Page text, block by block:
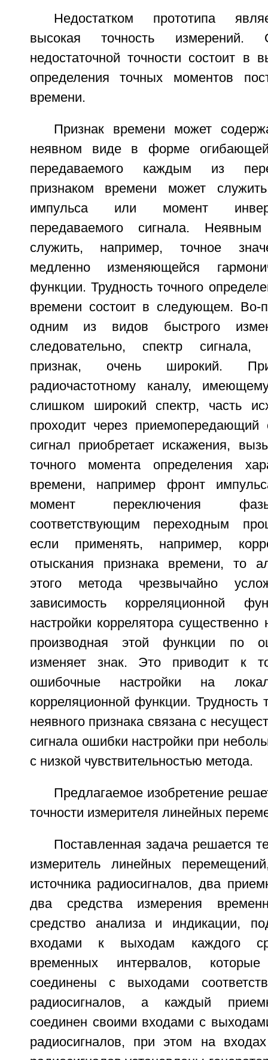
Недостатком прототипа
высокая точность
недостаточной точности состоит в
определения точных моментов
времени.
Признак времени может
неявном виде в форме
передаваемого каждым из
признаком времени может
импульса или момент
передаваемого сигнала.
служить, например, точное
медленно изменяющейся
функции. Трудность точного
времени состоит в следующем. Во-
одним из видов быстрого
следовательно, спектр сигнала,
признак, очень широкий.
радиочастотному каналу,
слишком широкий спектр, часть
проходит через приемопередающий
сигнал приобретает искажения,
точного момента определения
времени, например фронт
момент переключения
соответствующим переходным
если применять, например,
отыскания признака времени, то
этого метода чрезвычайно
зависимость корреляционной
настройки коррелятора
производная этой функции по
изменяет знак. Это приводит к
ошибочные настройки на
корреляционной функции. Трудность
неявного признака связана с
сигнала ошибки настройки при
с низкой чувствительностью метода.
Предлагаемое изобретение
точности измерителя линейных
Поставленная задача решается
измеритель линейных
источника радиосигналов, два
два средства измерения
средство анализа и индикации,
входами к выходам каждого
временных интервалов,
соединены с выходами
радиосигналов, а каждый
соединен своими входами с
радиосигналов, при этом на